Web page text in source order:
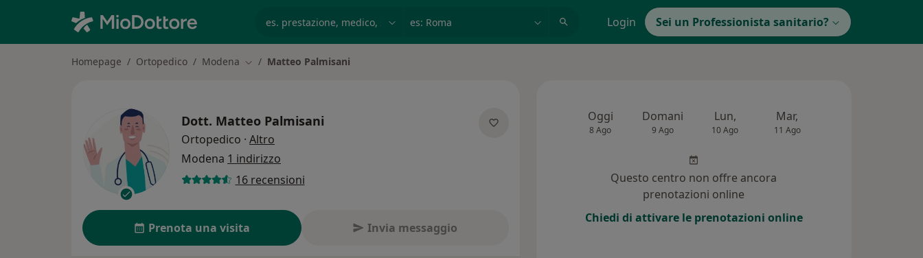
Login Sei un Professionista sanitario?
Homepage Ortopedico Modena Cambia città
Matteo Palmisani
Dott. Matteo Palmisani
Ortopedico · Altro
Modena 1 indirizzo
16 recensioni
Prenota una visita Invia messaggio
Oggi
8 Ago
Domani
9 Ago
Lun,
10 Ago
Mar,
11 Ago
Questo centro non offre ancora
prenotazioni online
Chiedi di attivare le prenotazioni online